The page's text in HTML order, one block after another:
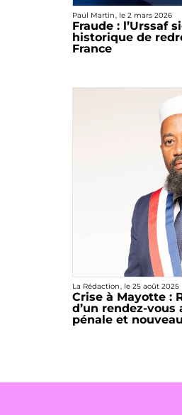
Paul Martin, le 2 mars 2026
Fraude : l’Urssaf
historique de
France
La Rédaction, le 25 août 2025
Crise à Mayotte :
d’un rendez-vous
pénale et